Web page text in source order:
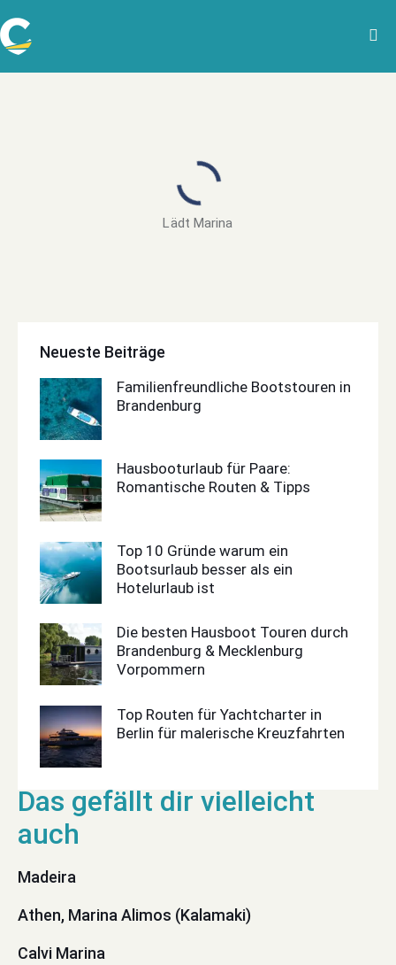
Lädt Marina
Neueste Beiträge
Familienfreundliche Bootstouren in
Brandenburg
Hausbooturlaub für Paare:
Romantische Routen & Tipps
Top 10 Gründe warum ein
Bootsurlaub besser als ein
Hotelurlaub ist
Die besten Hausboot Touren durch
Brandenburg & Mecklenburg
Vorpommern
Top Routen für Yachtcharter in
Berlin für malerische Kreuzfahrten
Madeira
Athen, Marina Alimos (Kalamaki)
Calvi Marina